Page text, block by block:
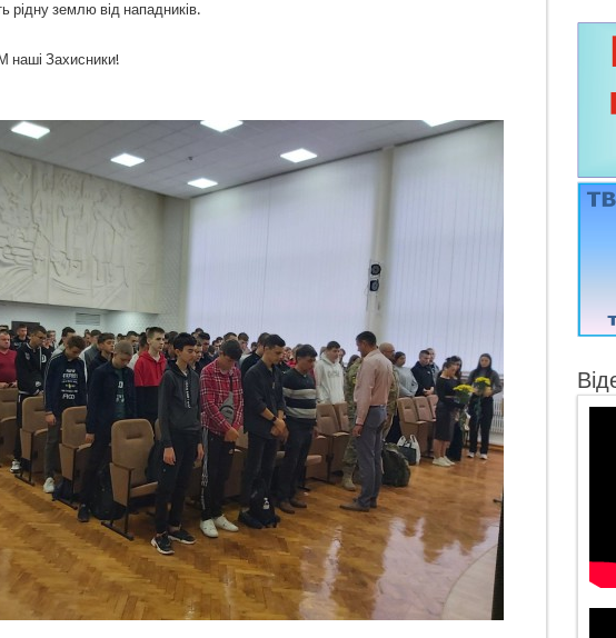
рідну землю від нападників.
наші Захисники!